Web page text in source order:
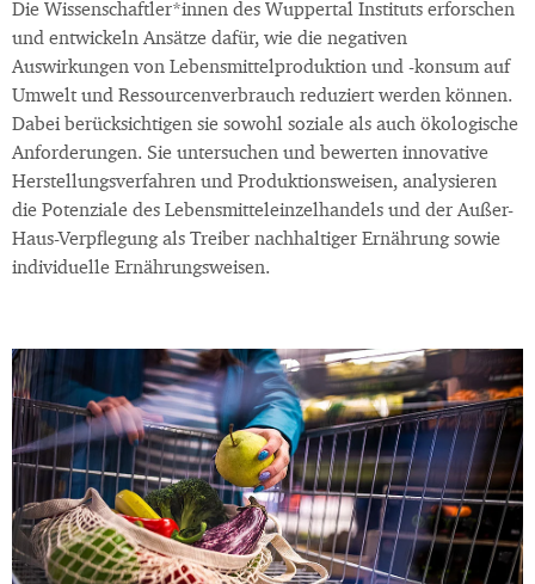
Die Wissenschaftler*innen des Wuppertal Instituts erforschen
und entwickeln Ansätze dafür, wie die negativen
Auswirkungen von Lebensmittelproduktion und -konsum auf
Umwelt und Ressourcenverbrauch reduziert werden können.
Dabei berücksichtigen sie sowohl soziale als auch ökologische
Anforderungen. Sie untersuchen und bewerten innovative
Herstellungsverfahren und Produktionsweisen, analysieren
die Potenziale des Lebensmitteleinzelhandels und der Außer-
Haus-Verpflegung als Treiber nachhaltiger Ernährung sowie
individuelle Ernährungsweisen.